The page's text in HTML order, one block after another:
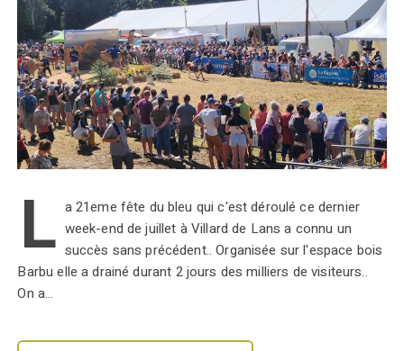
L a 21eme fête du bleu qui c'est déroulé ce dernier
week-end de juillet à Villard de Lans a connu un
succès sans précédent.. Organisée sur l'espace bois
Barbu elle a drainé durant 2 jours des milliers de visiteurs..
On a…